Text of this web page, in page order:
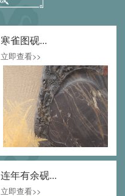
寒雀图砚...
立即查看>>
连年有余砚...
立即查看>>